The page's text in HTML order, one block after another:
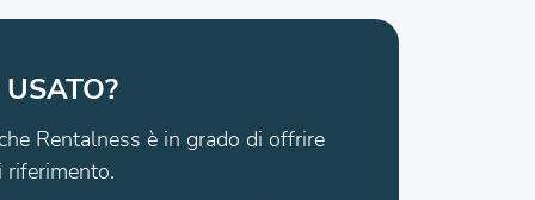
Rentalness è in grado di offrire
riferimento.